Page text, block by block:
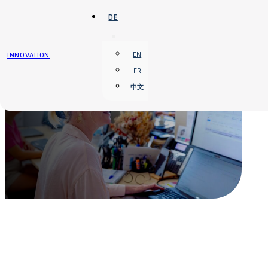
Zum Hauptinhalt springen Zum Footer springen
INNOVATION
DE
EN
FR
中文